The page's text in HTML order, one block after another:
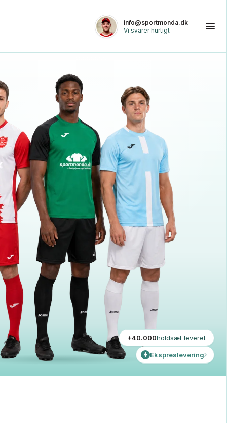
info@sportmonda.dk
Vi svarer hurtigt
+40.000holdsæt leveret
Ekspreslevering